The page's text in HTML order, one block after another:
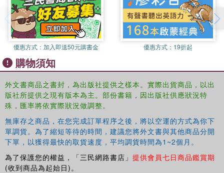
sponsored discourse and where the distinctions identifying
the middle-class lifestyle produce inequality, transfer
privilege, and disadvantage in contemporary urban China.
It goes on to question hegemonic discourses on class,
arguing that a middle-class identity is progressively
constructed in urban China not only though consumption
practices, but through the experience of non-individualistic
activities in both the public and private spheres.
Analyzing how social distinctions are performed
contributes to the understanding of the Chinese middle-
class pre-pandemic, as well as the continual challenges
this social group shall face in the years to come. As such,
this is a must read for those interested in the Chinese
middle-class, Chinese politics, and gender studies.
優惠方式： 加入即送50元購書金 優惠方式： 19折起
購物須知
外文書商品之書封，為出版社提供之樣本。實際出貨商品，以出
版社所提供之現有版本為主。部份書籍，因出版社供應狀況特
殊，匯率將依實際狀況做調整。
無庫存之商品，在您完成訂單程序之後，將以空運的方式為你下
單調貨。為了縮短等待的時間，建議您將外文書與其他商品分開
下單，以獲得最快的取貨速度，平均調貨時間為1~2個月。
為了保護您的權益，「三民網路書店」 提供會員七日商品鑑賞期
(收到商品為起始日)。